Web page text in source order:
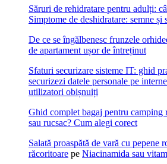
Săruri de rehidratare pentru adulți:
Simptome de deshidratare: semne și
De ce se îngălbenesc frunzele
de apartament ușor de întreținut
Sfaturi securizare sisteme IT: ghid
securizezi datele personale pe
utilizatori obișnuiți
Ghid complet bagaj pentru camping
sau rucsac? Cum alegi corect
Salată proaspătă de vară cu pepene
răcoritoare pe Niacinamida sau